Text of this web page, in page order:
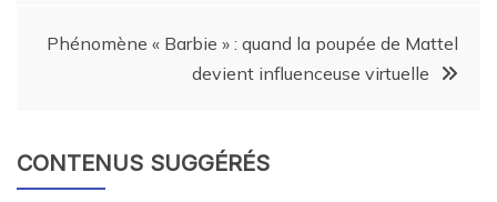
Phénomène « Barbie » : quand la poupée de Mattel
devient influenceuse virtuelle
CONTENUS SUGGÉRÉS